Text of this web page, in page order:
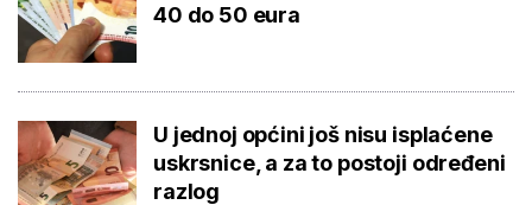
40 do 50 eura
U jednoj općini još nisu isplaćene
uskrsnice, a za to postoji određeni
razlog